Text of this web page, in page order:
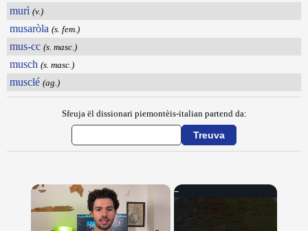
murì (v.)
musaròla (s. fem.)
mus-cc (s. masc.)
musch (s. masc.)
musclé (ag.)
Sfeuja ël dissionari piemontèis-italian partend da:
×